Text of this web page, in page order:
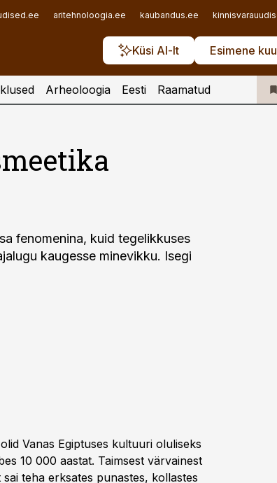
aritehnoloogia.ee kaubandus.ee
Küsi AI-lt Esimene
Arheoloogia Eesti Raamatud
fenomenina, kuid tegelikkuses
kaugesse minevikku. Isegi
Vanas Egiptuses kultuuri oluliseks
10 000 aastat. Taimsest värv­ainest
teha erksates punastes, kollastes